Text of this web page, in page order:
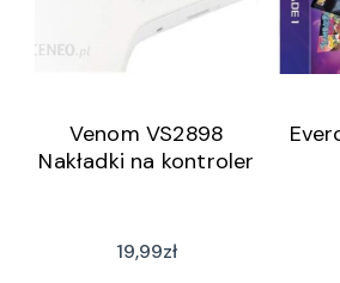
Venom VS2898
Nakładki na kontroler
19,99zł